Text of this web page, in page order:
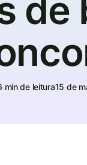
de
min de leitura15 de